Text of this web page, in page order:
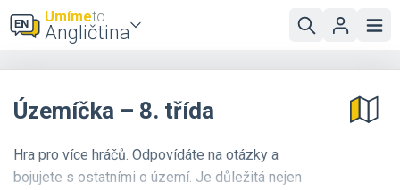
Umímeto
Angličtina
Územíčka – 8. třída
Hra pro více hráčů. Odpovídáte na otázky a
bojujete s ostatními o území. Je důležitá nejen